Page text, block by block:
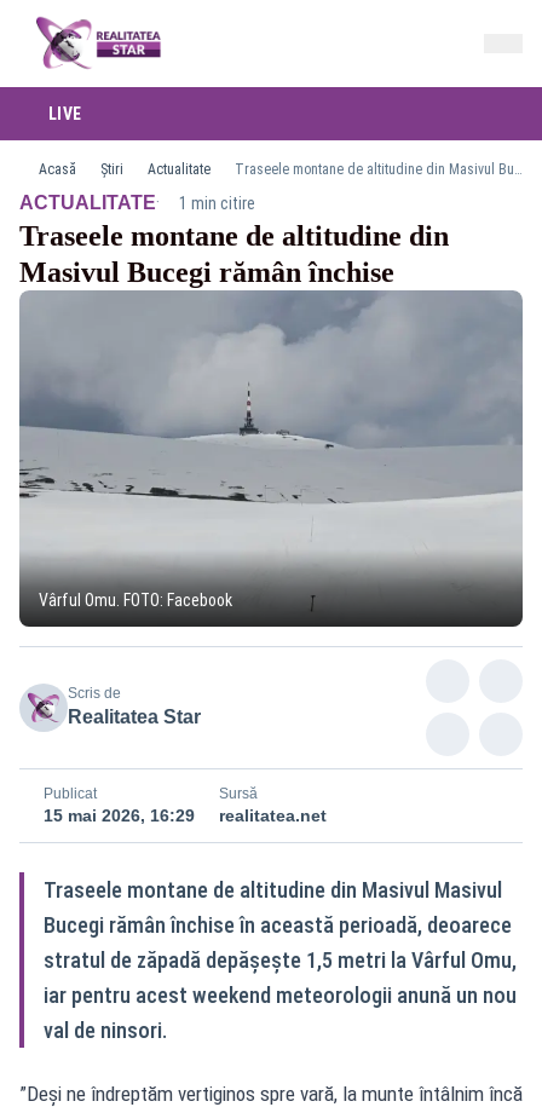
LIVE
Acasă Știri Actualitate Traseele montane de altitudine din Masivul Bucegi rămân închise
ACTUALITATE· 1 min citire
Traseele montane de altitudine din
Masivul Bucegi rămân închise
Vârful Omu. FOTO: Facebook
Scris de
Realitatea Star
Publicat
15 mai 2026, 16:29
Sursă
realitatea.net
Traseele montane de altitudine din Masivul Masivul
Bucegi rămân închise în această perioadă, deoarece
stratul de zăpadă depășește 1,5 metri la Vârful Omu,
iar pentru acest weekend meteorologii anună un nou
val de ninsori.
”Deși ne îndreptăm vertiginos spre vară, la munte întâlnim încă